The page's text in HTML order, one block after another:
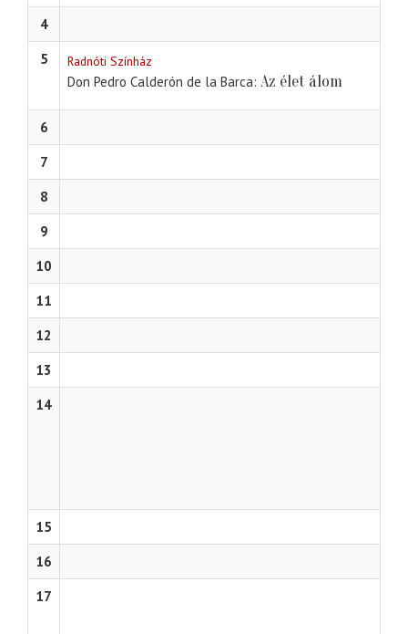
4
5
Radnóti Színház
Don Pedro Calderón de la Barca Az élet álom
6
7
8
9
10
11
12
13
14
15
16
17